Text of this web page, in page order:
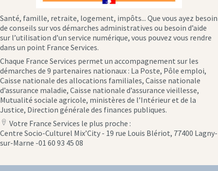
Santé, famille, retraite, logement, impôts... Que vous ayez besoin
de conseils sur vos démarches administratives ou besoin d’aide
sur l’utilisation d’un service numérique, vous pouvez vous rendre
dans un point France Services.
Chaque France Services permet un accompagnement sur les
démarches de 9 partenaires nationaux : La Poste, Pôle emploi,
Caisse nationale des allocations familiales, Caisse nationale
d’assurance maladie, Caisse nationale d’assurance vieillesse,
Mutualité sociale agricole, ministères de l’Intérieur et de la
Justice, Direction générale des finances publiques.
location
icon
Votre France Services le plus proche :
Centre Socio-Culturel Mix’City - 19 rue Louis Blériot, 77400 Lagny-
sur-Marne -01 60 93 45 08